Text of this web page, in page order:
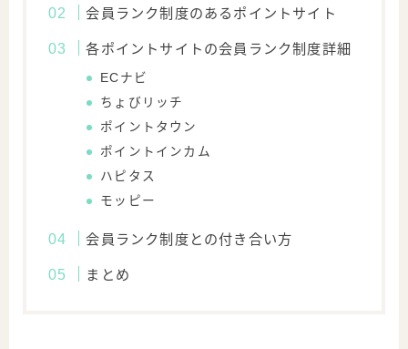
会員ランク制度のあるポイントサイト
各ポイントサイトの会員ランク制度詳細
ECナビ
ちょびリッチ
ポイントタウン
ポイントインカム
ハピタス
モッピー
会員ランク制度との付き合い方
まとめ